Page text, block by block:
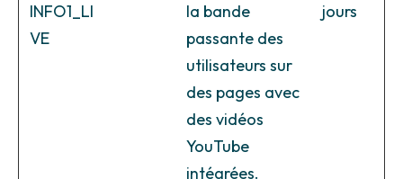
INFO1_LI
VE
la bande
passante des
utilisateurs sur
des pages avec
des vidéos
YouTube
intégrées.
jours